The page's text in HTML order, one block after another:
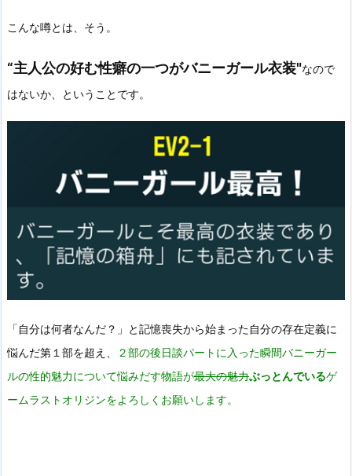
こんな噂とは、そう。
“主人公の好む性癖の一つがバニーガール衣装"なので
はないか、ということです。
「自分は何者なんだ？」と記憶喪失から始まった自分の存在定義に
悩んだ第１部を超え、
２部の後日談パートに入った瞬間バニーガー
ルの性的魅力について悩みだす物語が最大の魅力ぶっとんでいるゲ
ームラストオリジンをよろしくお願いします。